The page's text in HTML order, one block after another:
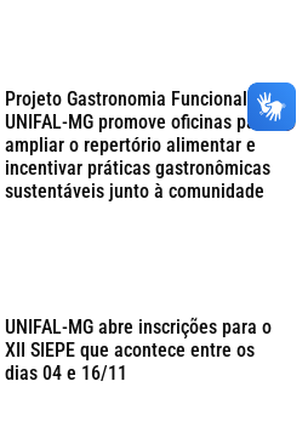
Projeto Gastronomia Funcional da
UNIFAL-MG promove oficinas para
ampliar o repertório alimentar e
incentivar práticas gastronômicas
sustentáveis junto à comunidade
UNIFAL-MG abre inscrições para o
XII SIEPE que acontece entre os
dias 04 e 16/11